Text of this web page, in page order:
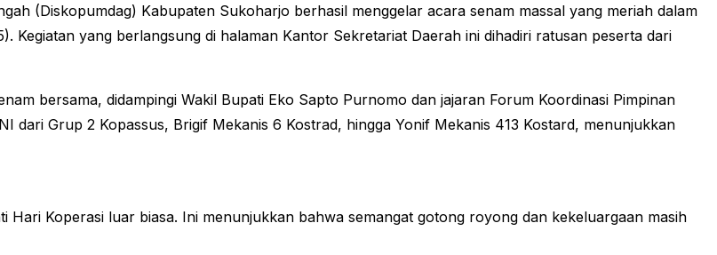
(Diskopumdag) Kabupaten Sukoharjo berhasil menggelar acara senam massal yang meriah dalam
Kegiatan yang berlangsung di halaman Kantor Sekretariat Daerah ini dihadiri ratusan peserta dari
bersama, didampingi Wakil Bupati Eko Sapto Purnomo dan jajaran Forum Koordinasi Pimpinan
dari Grup 2 Kopassus, Brigif Mekanis 6 Kostrad, hingga Yonif Mekanis 413 Kostard, menunjukkan
Koperasi luar biasa. Ini menunjukkan bahwa semangat gotong royong dan kekeluargaan masih